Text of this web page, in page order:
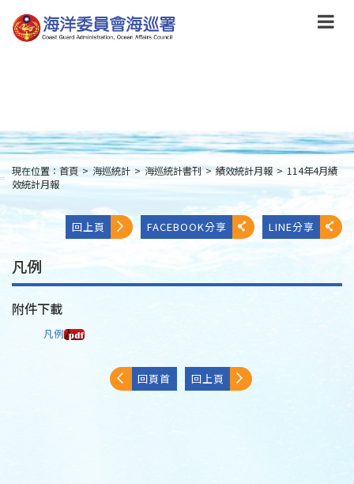
到
主
:::
現在位置： 首頁 > 海巡統計 > 海巡統計書刊 > 績效統計月報 > 114年4月績
效統計月報
回上頁 FACEBOOK分享 LINE分享
凡例
附件下載
凡例
回頁首 回上頁